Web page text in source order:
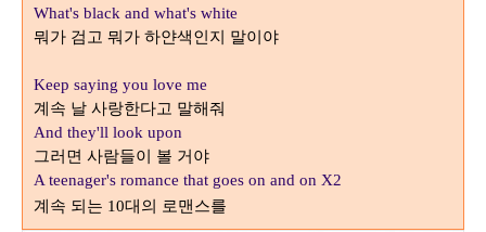
What's black and what's white
뭐가 검고 뭐가 하얀색인지 말이야
Keep saying you love me
계속 날 사랑한다고 말해줘
And they'll look upon
그러면 사람들이 볼 거야
A teenager's romance that goes on and on X2
계속 되는 10대의 로맨스를